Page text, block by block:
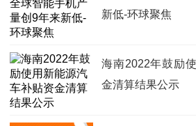
新低-环球聚焦
海南2022年鼓励
金清算结果公示